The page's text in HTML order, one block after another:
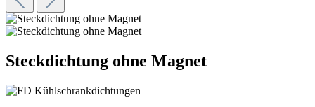
Steckdichtung ohne Magnet